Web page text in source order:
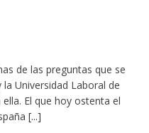
de las preguntas que se
Universidad Laboral de
El que hoy ostenta el
[...]